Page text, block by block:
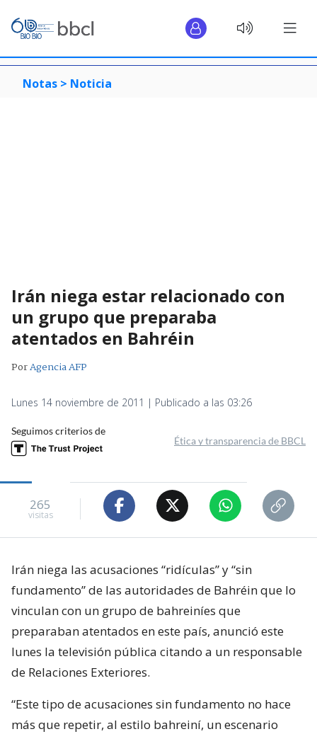
Notas > Noticia
Irán niega estar relacionado con
un grupo que preparaba
atentados en Bahréin
PorAgencia AFP
Lunes 14 noviembre de 2011 | Publicado a las 03:26
Seguimos criterios de
Ética y transparencia de BBCL
265
visitas
Irán niega las acusaciones “ridículas” y “sin
fundamento” de las autoridades de Bahréin que lo
vinculan con un grupo de bahreiníes que
preparaban atentados en este país, anunció este
lunes la televisión pública citando a un responsable
de Relaciones Exteriores.
“Este tipo de acusaciones sin fundamento no hace
más que repetir, al estilo bahreiní, un escenario